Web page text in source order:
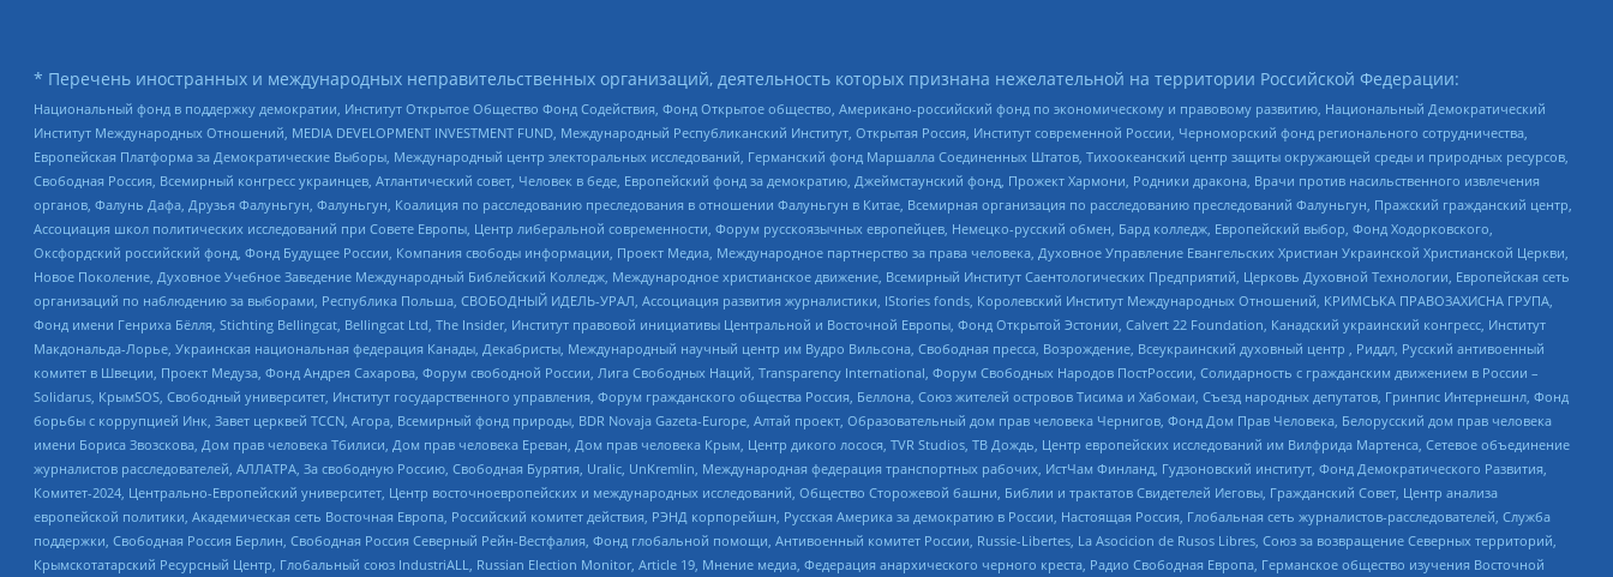
* Перечень иностранных и международных неправительственных организаций, деятельность которых признана нежелательной на территории Российской Федерации:
Национальный фонд в поддержку демократии, Институт Открытое Общество Фонд Содействия, Фонд Открытое общество, Американо-российский фонд по экономическому и правовому развитию, Национальный Демократический
Институт Международных Отношений, MEDIA DEVELOPMENT INVESTMENT FUND, Международный Республиканский Институт, Открытая Россия, Институт современной России, Черноморский фонд регионального сотрудничества,
Европейская Платформа за Демократические Выборы, Международный центр электоральных исследований, Германский фонд Маршалла Соединенных Штатов, Тихоокеанский центр защиты окружающей среды и природных ресурсов,
Свободная Россия, Всемирный конгресс украинцев, Атлантический совет, Человек в беде, Европейский фонд за демократию, Джеймстаунский фонд, Прожект Хармони, Родники дракона, Врачи против насильственного извлечения
органов, Фалунь Дафа, Друзья Фалуньгун, Фалуньгун, Коалиция по расследованию преследования в отношении Фалуньгун в Китае, Всемирная организация по расследованию преследований Фалуньгун, Пражский гражданский центр,
Ассоциация школ политических исследований при Совете Европы, Центр либеральной современности, Форум русскоязычных европейцев, Немецко-русский обмен, Бард колледж, Европейский выбор, Фонд Ходорковского,
Оксфордский российский фонд, Фонд Будущее России, Компания свободы информации, Проект Медиа, Международное партнерство за права человека, Духовное Управление Евангельских Христиан Украинской Христианской Церкви,
Новое Поколение, Духовное Учебное Заведение Международный Библейский Колледж, Международное христианское движение, Всемирный Институт Саентологических Предприятий, Церковь Духовной Технологии, Европейская сеть
организаций по наблюдению за выборами, Республика Польша, СВОБОДНЫЙ ИДЕЛЬ-УРАЛ, Ассоциация развития журналистики, IStories fonds, Королевский Институт Международных Отношений, КРИМСЬКА ПРАВОЗАХИСНА ГРУПА,
Фонд имени Генриха Бёлля, Stichting Bellingcat, Bellingcat Ltd, The Insider, Институт правовой инициативы Центральной и Восточной Европы, Фонд Открытой Эстонии, Calvert 22 Foundation, Канадский украинский конгресс, Институт
Макдональда-Лорье, Украинская национальная федерация Канады, Декабристы, Международный научный центр им Вудро Вильсона, Свободная пресса, Возрождение, Всеукраинский духовный центр , Риддл, Русский антивоенный
комитет в Швеции, Проект Медуза, Фонд Андрея Сахарова, Форум свободной России, Лига Свободных Наций, Transparеncy International, Форум Свободных Народов ПостРоссии, Солидарность с гражданским движением в России –
Solidarus, КрымSOS, Свободный университет, Институт государственного управления, Форум гражданского общества Россия, Беллона, Союз жителей островов Тисима и Хабомаи, Съезд народных депутатов, Гринпис Интернешнл, Фонд
борьбы с коррупцией Инк, Завет церквей TCCN, Агора, Всемирный фонд природы, BDR Novaja Gazeta-Europe, Алтай проект, Образовательный дом прав человека Чернигов, Фонд Дом Прав Человека, Белорусский дом прав человека
имени Бориса Звозскова, Дом прав человека Тбилиси, Дом прав человека Ереван, Дом прав человека Крым, Центр дикого лосося, TVR Studios, ТВ Дождь, Центр европейских исследований им Вилфрида Мартенса, Сетевое объединение
журналистов расследователей, АЛЛАТРА, За свободную Россию, Свободная Бурятия, Uralic, UnKremlin, Международная федерация транспортных рабочих, ИстЧам Финланд, Гудзоновский институт, Фонд Демократического Развития,
Комитет-2024, Центрально-Европейский университет, Центр восточноевропейских и международных исследований, Общество Сторожевой башни, Библии и трактатов Свидетелей Иеговы, Гражданский Совет, Центр анализа
европейской политики, Академическая сеть Восточная Европа, Российский комитет действия, РЭНД корпорейшн, Русская Америка за демократию в России, Настоящая Россия, Глобальная сеть журналистов-расследователей, Служба
поддержки, Свободная Россия Берлин, Свободная Россия Северный Рейн-Вестфалия, Фонд глобальной помощи, Антивоенный комитет России, Russie-Libertes, La Asocicion de Rusos Libres, Союз за возвращение Северных территорий,
Крымскотатарский Ресурсный Центр, Глобальный союз IndustriALL, Russian Election Monitor, Article 19, Мнение медиа, Федерация анархического черного креста, Радио Свободная Европа, Германское общество изучения Восточной